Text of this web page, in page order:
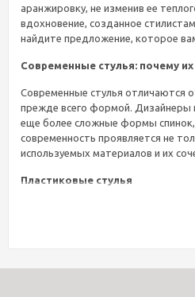
аранжировку, не изменив ее
вдохновение, созданное
найдите предложение, которое
Современные стулья: почему
Современные стулья отличаются
прежде всего формой. Дизайнеры
еще более сложные формы
современность проявляется не
используемых материалов и их
Пластиковые стулья
Необычная форма, которая
металла также чрезвычайно